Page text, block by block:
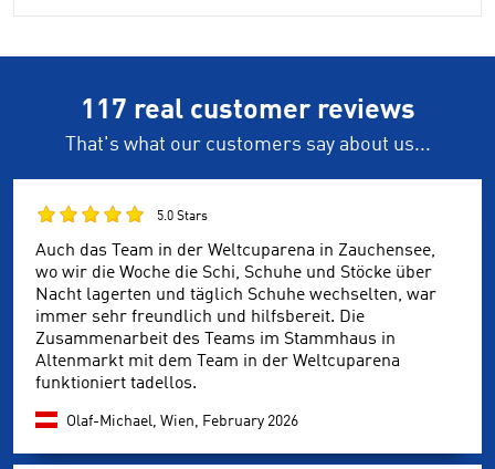
117 real customer reviews
That's what our customers say about us...
5.0 Stars
Auch das Team in der Weltcuparena in Zauchensee,
wo wir die Woche die Schi, Schuhe und Stöcke über
Nacht lagerten und täglich Schuhe wechselten, war
immer sehr freundlich und hilfsbereit. Die
Zusammenarbeit des Teams im Stammhaus in
Altenmarkt mit dem Team in der Weltcuparena
funktioniert tadellos.
Olaf-Michael, Wien, February 2026